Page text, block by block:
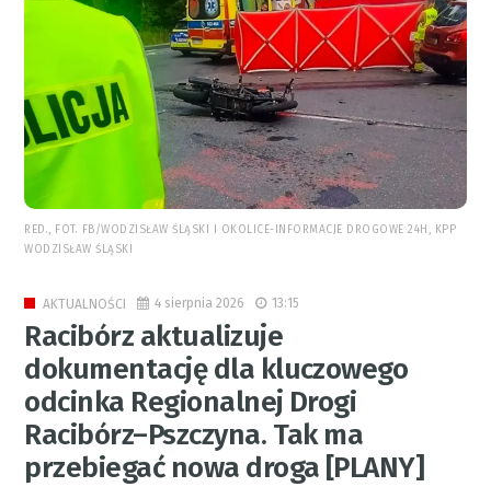
RED., FOT. FB/WODZISŁAW ŚLĄSKI I OKOLICE-INFORMACJE DROGOWE 24H, KPP
WODZISŁAW ŚLĄSKI
AKTUALNOŚCI 4 sierpnia 2026 13:15
Racibórz aktualizuje
dokumentację dla kluczowego
odcinka Regionalnej Drogi
Racibórz–Pszczyna. Tak ma
przebiegać nowa droga [PLANY]